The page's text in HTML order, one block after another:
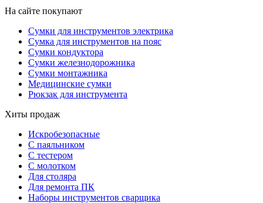
На сайте покупают
Сумки для инструментов электрика
Сумка для инструментов на пояс
Сумки кондуктора
Сумки железнодорожника
Сумки монтажника
Медицинские сумки
Рюкзак для инструмента
Хиты продаж
Искробезопасные
С паяльником
С тестером
С молотком
Для столяра
Для ремонта ПК
Наборы инструментов сварщика